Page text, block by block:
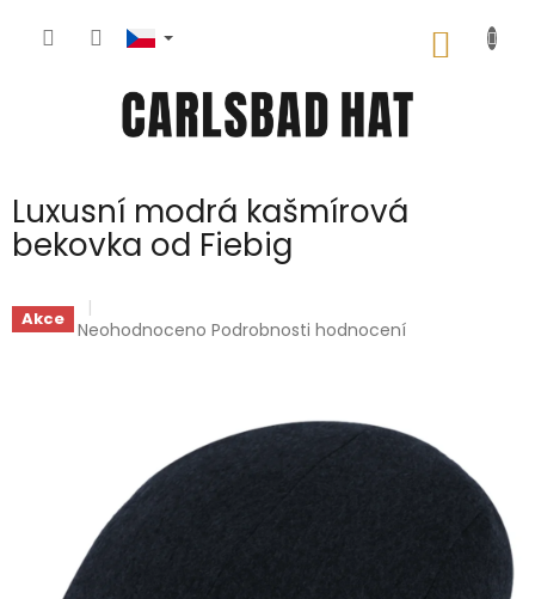
Luxusní modrá kašmírová
bekovka od Fiebig
Akce Průměrné
hvězdiček.
Neohodnoceno Podrobnosti hodnocení